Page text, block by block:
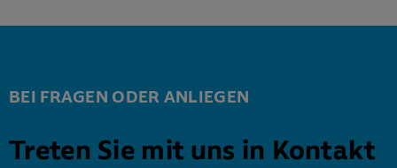
BEI FRAGEN ODER ANLIEGEN
Treten Sie mit uns in Kontakt